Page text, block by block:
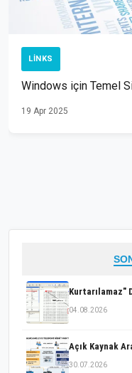
LINKS
Windows için Temel
19 Apr 2025
Kurtarılamaz"
04.08.2026
Açık Kaynak
30.07.2026